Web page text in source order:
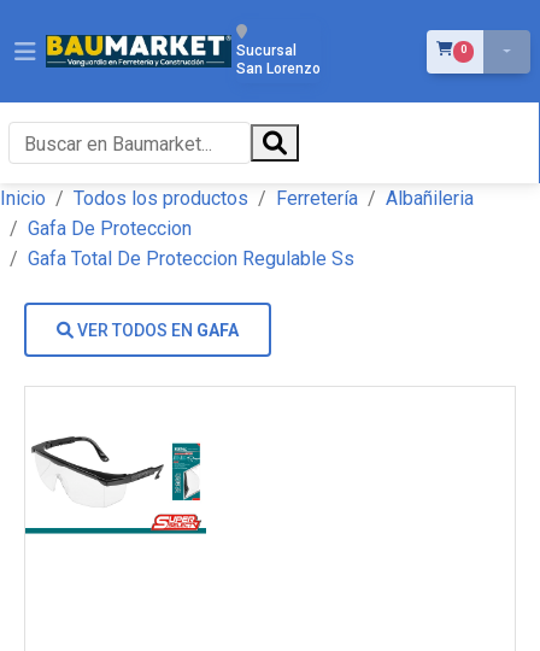
Sucursal
San Lorenzo
0ÍTEMS EN EL
Inicio Todos los productos Ferretería
Albañileria
Gafa De Proteccion
Gafa Total De Proteccion Regulable Ss
VER TODOS EN GAFA